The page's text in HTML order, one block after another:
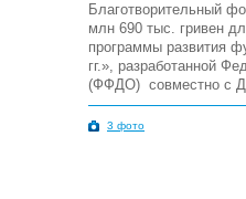
Благотворительный
млн 690 тыс. гривен
программы развития
гг.», разработанной
(ФФДО) совместно с
3 фото